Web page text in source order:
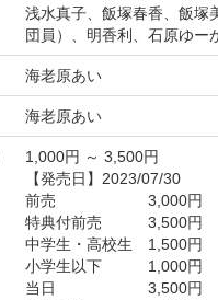
浅水真子、飯塚春香、飯塚
団員）、明香利、石原ゆー
海老原あい
海老原あい
1,000円 ～ 3,500円
【発売日】2023/07/30
前売 3,000円
特典付前売 3,500円
中学生・高校生 1,500円
小学生以下 1,000円
当日 3,500円